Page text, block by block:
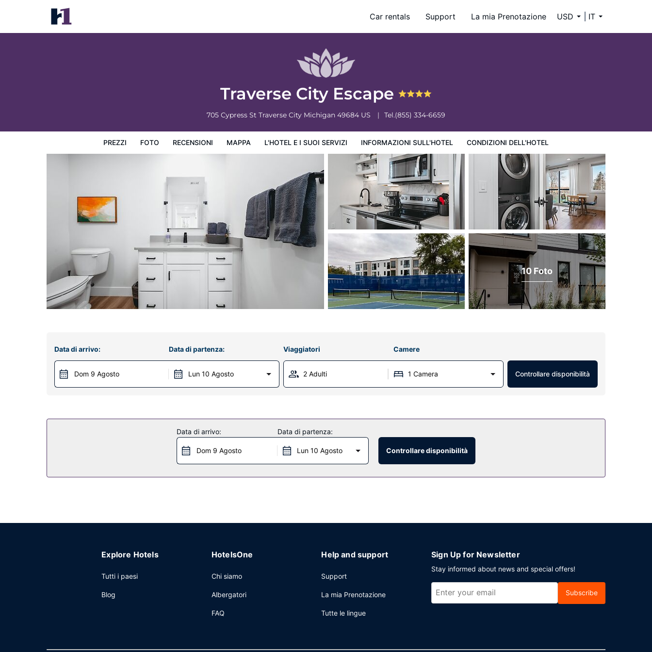
Car rentals Support La mia Prenotazione USD IT
Traverse City Escape
705 Cypress St Traverse City Michigan 49684 US Tel.(855) 334-6659
PREZZI FOTO RECENSIONI MAPPA L'HOTEL E I SUOI SERVIZI INFORMAZIONI SULL'HOTEL CONDIZIONI DELL'HOTEL
Traverse City Escape
Prezzi Condizioni dell'hotel
10 Foto
Data di arrivo:
Dom 9 Agosto
Data di partenza:
Lun 10 Agosto
Viaggiatori Camere
2 Adulti 1 Camera Controllare disponibilità
Data di arrivo:
Dom 9 Agosto
Data di partenza:
Lun 10 Agosto Controllare disponibilità
Explore Hotels
Tutti i paesi
Blog
HotelsOne
Chi siamo
Albergatori
FAQ
Help and support
Support
La mia Prenotazione
Tutte le lingue
Sign Up for Newsletter
Stay informed about news and special offers!
Subscribe